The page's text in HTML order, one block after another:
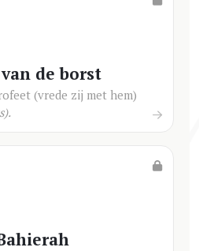
de borst
(vrede zij met hem)